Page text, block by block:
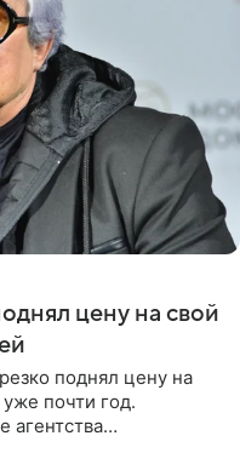
цену на свой
поднял цену на
почти год.
агентства